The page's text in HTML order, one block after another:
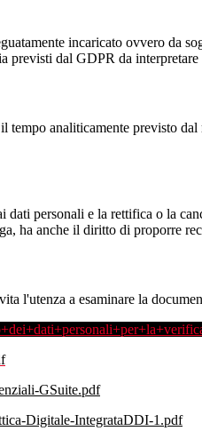
incaricato ovvero da
previsti dal GDPR da
tempo analiticamente previsto
personali e la rettifica o la
ha anche il diritto di proporre
l'utenza a esaminare la
GSuite.pdf
Digitale-IntegrataDDI-1.pdf